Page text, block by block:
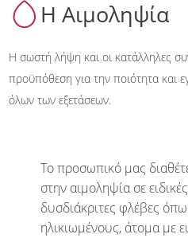
Επικοινωνία
EN GR
Η Αιμοληψία
Η σωστή λήψη και οι κατάλληλες
προϋπόθεση για την ποιότητα και
όλων των εξετάσεων.
Το προσωπικό μας
στην αιμοληψία σε
δυσδιάκριτες φλέβες
ηλικιωμένους, άτομα με